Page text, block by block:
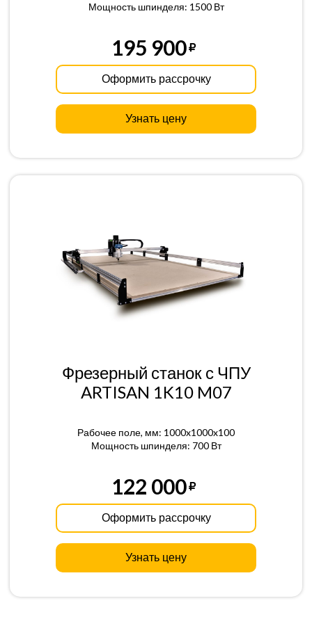
Мощность шпинделя: 1500 Вт
195 900
Оформить рассрочку
Узнать цену
Фрезерный станок с ЧПУ
ARTISAN 1K10 M07
Рабочее поле, мм: 1000x1000x100
Мощность шпинделя: 700 Вт
122 000
Оформить рассрочку
Узнать цену